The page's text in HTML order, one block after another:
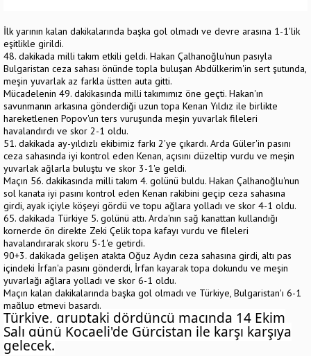
İlk yarının kalan dakikalarında başka gol olmadı ve devre arasına 1-1'lik
eşitlikle girildi.
48. dakikada milli takım etkili geldi. Hakan Çalhanoğlu'nun pasıyla
Bulgaristan ceza sahası önünde topla buluşan Abdülkerim'in sert şutunda,
meşin yuvarlak az farkla üstten auta gitti.
Mücadelenin 49. dakikasında milli takımımız öne geçti. Hakan'ın
savunmanın arkasına gönderdiği uzun topa Kenan Yıldız ile birlikte
hareketlenen Popov'un ters vuruşunda meşin yuvarlak fileleri
havalandırdı ve skor 2-1 oldu.
51. dakikada ay-yıldızlı ekibimiz farkı 2'ye çıkardı. Arda Güler'in pasını
ceza sahasında iyi kontrol eden Kenan, açısını düzeltip vurdu ve meşin
yuvarlak ağlarla buluştu ve skor 3-1'e geldi.
Maçın 56. dakikasında milli takım 4. golünü buldu. Hakan Çalhanoğlu'nun
sol kanata iyi pasını kontrol eden Kenan rakibini geçip ceza sahasına
girdi, ayak içiyle köşeyi gördü ve topu ağlara yolladı ve skor 4-1 oldu.
65. dakikada Türkiye 5. golünü attı. Arda'nın sağ kanattan kullandığı
kornerde ön direkte Zeki Çelik topa kafayı vurdu ve fileleri
havalandırarak skoru 5-1'e getirdi.
90+3. dakikada gelişen atakta Oğuz Aydın ceza sahasına girdi, altı pas
içindeki İrfan'a pasını gönderdi, İrfan kayarak topa dokundu ve meşin
yuvarlağı ağlara yolladı ve skor 6-1 oldu.
Maçın kalan dakikalarında başka gol olmadı ve Türkiye, Bulgaristan'ı 6-1
mağlup etmeyi başardı.
Türkiye, gruptaki dördüncü maçında 14 Ekim
Salı günü Kocaeli'de Gürcistan ile karşı karşıya
gelecek.